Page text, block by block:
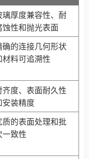
璃厚度兼容性、耐
蚀性和抛光表面
确的连接几何形状
材料可追溯性
齐度、表面耐久性
安装精度
质的表面处理和批
一致性